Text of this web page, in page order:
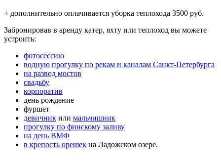
+ дополнительно оплачивается уборка теплохода 3500 руб.
Забронировав в аренду катер, яхту или теплоход вы можете
устроить:
фотосессию
водную прогулку по рекам и каналам Санкт-Петербурга
на развод мостов
свадьбу
корпоратив
день рождение
фуршет
девичник или мальчишник
прогулку по финскому заливу
на день ВМФ
в крепость орешек на Ладожском озере.